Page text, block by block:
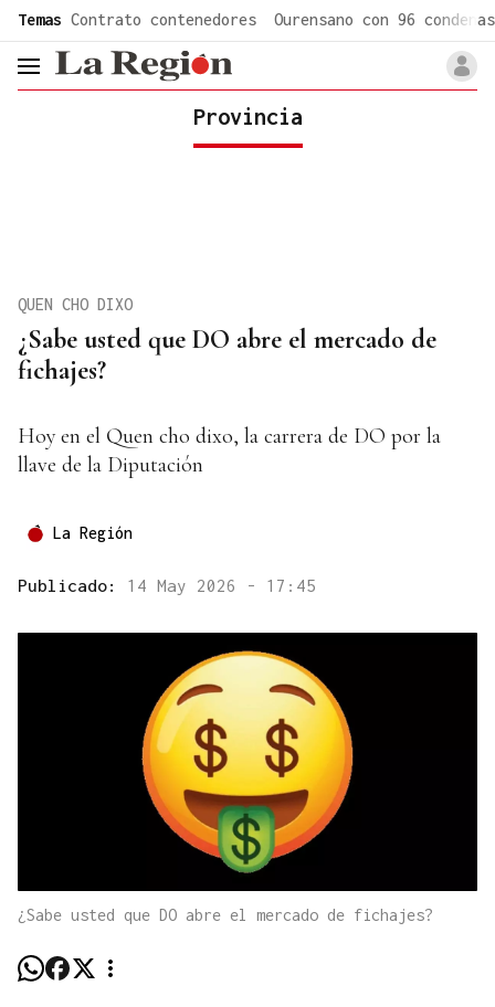
Temas Contrato contenedores Ourensano con 96 condenas
header.menu.open
Provincia
¿Sabe usted que DO abre el mercado de
fichajes?
QUEN CHO DIXO
Hoy en el Quen cho dixo, la carrera de DO por la
llave de la Diputación
La Región
Publicado: 14 May 2026 - 17:45
¿Sabe usted que DO abre el mercado de fichajes?